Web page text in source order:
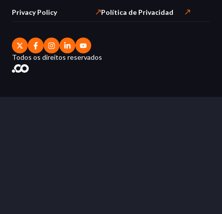
Privacy Policy Política de Privacidad
Todos os direitos reservados